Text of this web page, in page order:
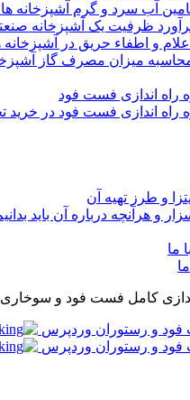
آب سرد و گرم آشپزخانه
ظرفیت یک آشپزخانه
اعلام و اطفاء حریق در
میزان مصرف گاز
راه اندازی فست فود
راه اندازی فست فود در خرید
و طرز تهیه آن
و هرآنچه درباره آن باید
ما
کامل فست فود و